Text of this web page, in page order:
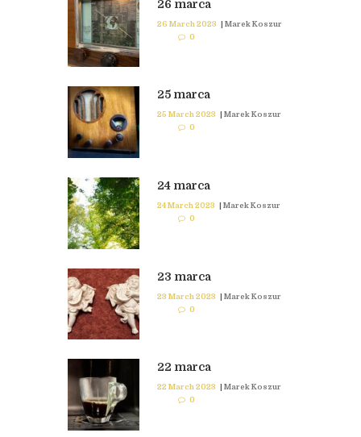
26 marca
26 March 2023 | Marek Koszur
0
25 marca
25 March 2023
Marek Koszur
0
24 marca
24 March 2023 | Marek Koszur
0
23 marca
23 March 2023 | Marek Koszur
0
22 marca
22 March 2023 | Marek Koszur
0